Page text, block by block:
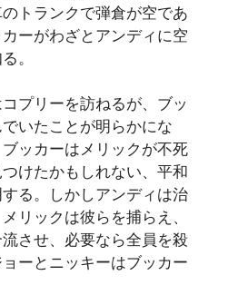
トランクで弾倉が空であ
ーがわざとアンディに空
。
プリーを訪ねるが、ブッ
いたことが明らかにな
ッカーはメリックが不死
けたかもしれない、平和
る。しかしアンディは治
リックは彼らを捕らえ、
させ、必要なら全員を殺
ーとニッキーはブッカー